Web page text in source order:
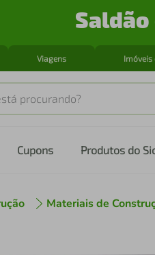
Viagens Imóveis
procurando?
Cupons Produtos do
Materiais de